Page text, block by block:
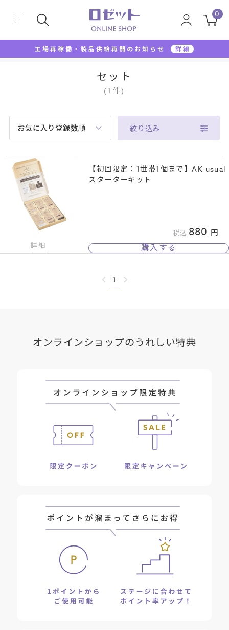
0
工場再稼働・製品供給再開のお知らせ 詳細
セット
セット
( 1 件 )
お気に入り登録数順 絞り込み
詳細
【初回限定：1世帯1個まで】AK usual
スターターキット
税込 880
購入する
1
オンラインショップのうれしい特典